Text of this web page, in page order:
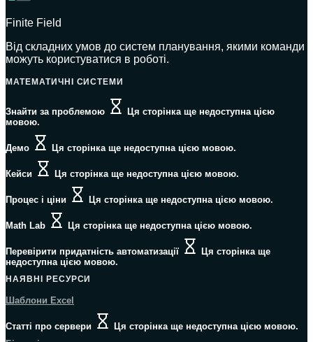
Finite Field
Від складних умов до систем планування, якими команди
можуть користуватися в роботі.
МАТЕМАТИЧНІ СИСТЕМИ
Знайти за проблемою
Ця сторінка ще недоступна цією
мовою.
Демо Ця сторінка ще недоступна цією мовою.
Кейси Ця сторінка ще недоступна цією мовою.
Процес і ціни Ця сторінка ще недоступна цією мовою.
Math Lab Ця сторінка ще недоступна цією мовою.
Перевірити придатність автоматизації
Ця сторінка ще
недоступна цією мовою.
НАЯВНІ РЕСУРСИ
Шаблони Excel
Статті про сервери
Ця сторінка ще недоступна цією мовою.